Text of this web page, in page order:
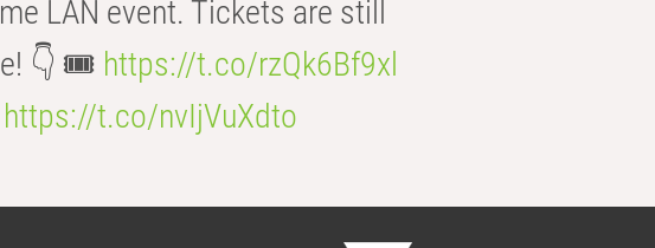
LAN event. Tickets are still
👇 🎟️ https://t.co/rzQk6Bf9xl
https://t.co/nvIjVuXdto